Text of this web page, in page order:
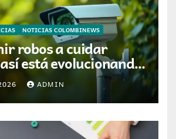
NOTICIAS COLOMBINEWS
robos a cuidar
está evolucionando
en los hogares
ADMIN